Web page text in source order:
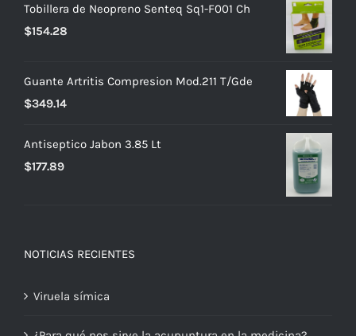
Tobillera de Neopreno Senteq Sq1-F001 Ch
$154.28
Guante Artritis Compresion Mod.211 T/Gde
$349.14
Antiseptico Jabon 3.85 Lt
$177.89
NOTICIAS RECIENTES
Viruela símica